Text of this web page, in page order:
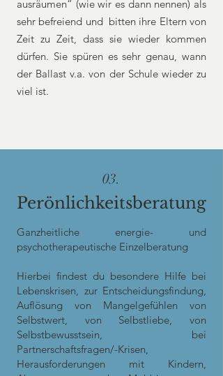
ausräumen“ (wie wir es dann nennen) als
sehr befreiend und bitten ihre Eltern von
Zeit zu Zeit, dass sie wieder kommen
dürfen. Sie spüren es sehr genau, wann
der Ballast v.a. von der Schule wieder zu
viel ist.
03.
Perönlichkeitsberatung
Ganzheitliche energie- und
psychotherapeutische Einzelberatung
Hierbei findest du besondere Hilfe bei
Lebenskrisen, zur Entscheidungsfindung,
Auflösung von Mangelgefühlen von
Selbstwert, von Selbstliebe, von
Selbstbewusstsein, bei
Partnerschaftsfragen/-Krisen,
Herausforderungen mit Kindern,